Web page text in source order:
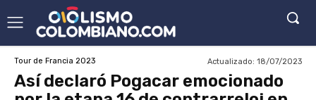
Tour de Francia 2023 Actualizado: 18/07/2023
Así declaró Pogacar emocionado